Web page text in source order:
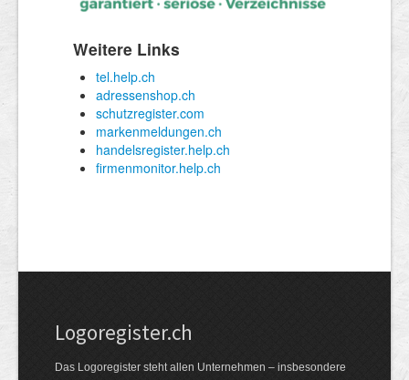
Logoregister.ch
Das Logoregister steht allen Unternehmen – insbesondere